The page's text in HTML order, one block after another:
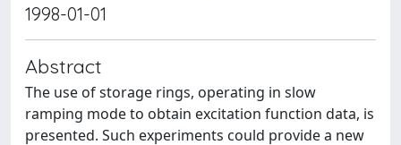
1998-01-01
Abstract
The use of storage rings, operating in slow
ramping mode to obtain excitation function data, is
presented. Such experiments could provide a new